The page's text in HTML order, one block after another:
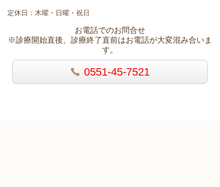
定休日：木曜・日曜・祝日
お電話でのお問合せ
※診療開始直後、診療終了直前はお電話が大変混み合いま
す。
0551-45-7521